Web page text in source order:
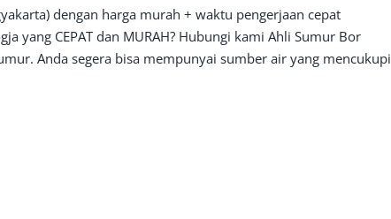
dengan harga murah + waktu pengerjaan cepat
yang CEPAT dan MURAH? Hubungi kami Ahli Sumur Bor
Anda segera bisa mempunyai sumber air yang mencukupi